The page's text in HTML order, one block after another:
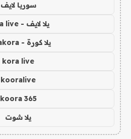
سوريا لايف
يلا لايف - yalla live
يلا كورة - yallakora
kora live
kooralive
koora 365
يلا شوت